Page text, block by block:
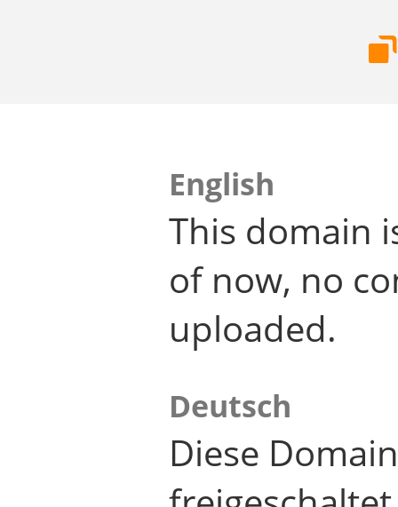
English
This domain
of now, no
uploaded.
Deutsch
Diese